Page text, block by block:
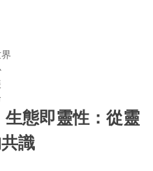
態即靈性：從靈
識